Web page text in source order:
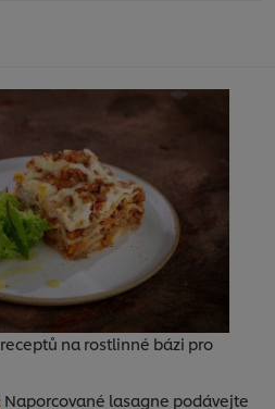
na rostlinné bázi pro
: Naporcované lasagne podávejte